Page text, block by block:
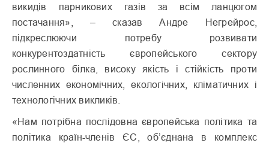
викидів парникових газів за всім ланцюгом
постачання», – сказав Андре Негрейрос,
підкреслюючи потребу розвивати
конкурентоздатність європейського сектору
рослинного білка, високу якість і стійкість проти
численних економічних, екологічних, кліматичних і
технологічних викликів.
«Нам потрібна послідовна європейська політика та
політика країн-членів ЄС, об’єднана в комплекс